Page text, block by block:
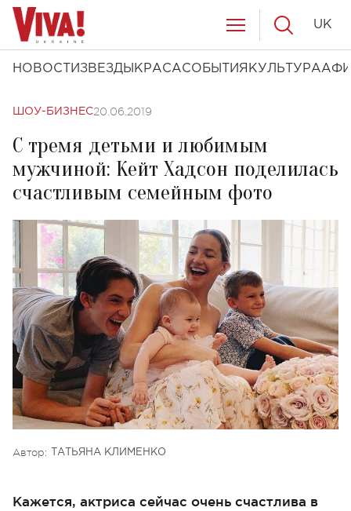
НОВОСТИ ЗВЕЗДЫ КРАСАСОБЫТИЯ КУЛЬТУРА
UK
ШОУ-БИЗНЕС20.06.2019
С тремя детьми и любимым
мужчиной: Кейт Хадсон поделилась
счастливым семейным фото
Автор: ТАТЬЯНА КЛИМЕНКО
Кажется, актриса сейчас очень счастлива в